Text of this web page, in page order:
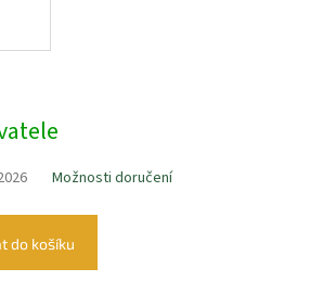
Možnosti doručení
do košíku